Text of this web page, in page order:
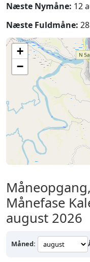
Næste Nymåne: 12
Næste Fuldmåne:
+
−
Månefase
august 2026
Måned: